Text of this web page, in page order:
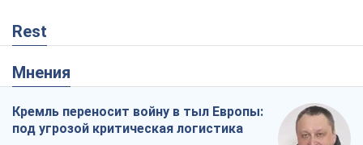
Rest
Мнения
Кремль переносит войну в тыл Европы:
под угрозой критическая логистика